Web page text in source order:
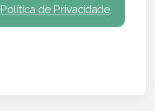
Política de Privacidade